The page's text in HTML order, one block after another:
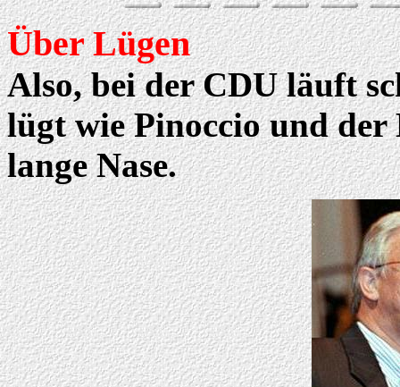
Über Lügen
Also, bei der CDU läuft
lügt wie Pinoccio und
lange Nase.